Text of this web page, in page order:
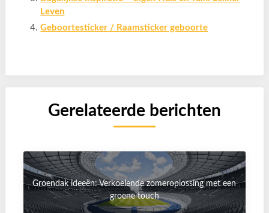
Leven
Geboortesticker / Raamsticker geboorte
Gerelateerde berichten
Groendak ideeën: Verkoelende zomeroplossing met een
groene touch